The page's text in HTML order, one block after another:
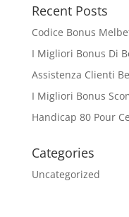
Recent Posts
Codice Bonus
I Migliori Bonus Di
Assistenza Clienti
I Migliori Bonus
Handicap 80 Pour
Categories
Uncategorized